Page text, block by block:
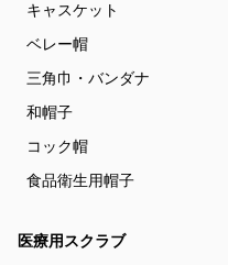
キャスケット
ベレー帽
三角巾・バンダナ
和帽子
コック帽
食品衛生用帽子
医療用スクラブ